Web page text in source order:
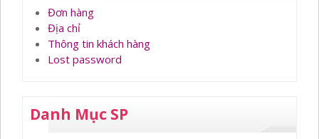
Đơn hàng
Địa chỉ
Thông tin khách hàng
Lost password
Danh Mục SP